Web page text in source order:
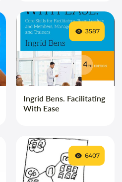
Ingrid Bens. Facilitating
With Ease
3587
6407